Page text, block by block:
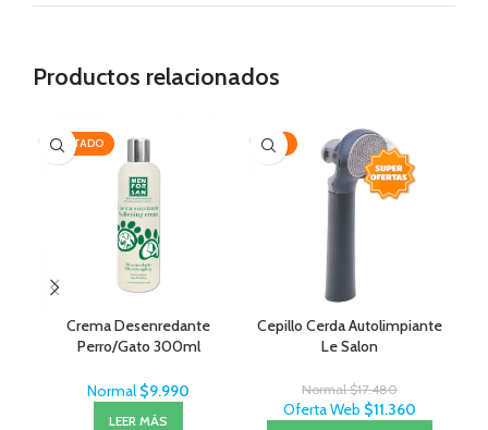
Productos relacionados
AGOTADO
Crema Desenredante
Perro/Gato 300ml
Normal $9.990
LEER MÁS
-35%
Cepillo Cerda Autolimpiante
Le Salon
Normal$17.480
Oferta Web $11.360